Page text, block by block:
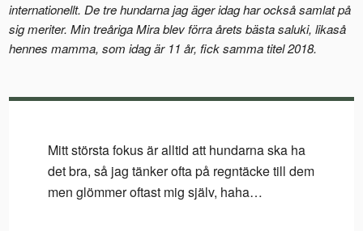
internationellt. De tre hundarna jag äger idag har också samlat på
sig meriter. Min treåriga Mira blev förra årets bästa saluki, likaså
hennes mamma, som idag är 11 år, fick samma titel 2018.
Mitt största fokus är alltid att hundarna ska ha
det bra, så jag tänker ofta på regntäcke till dem
men glömmer oftast mig själv, haha…